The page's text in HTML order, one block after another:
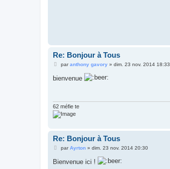
Re: Bonjour à Tous
M
s
paranthony gavory» dim. 23 nov. 2014 18:33
bienvenue
62 méfie te
Re: Bonjour à Tous
M
s
parAyrton» dim. 23 nov. 2014 20:30
Bienvenue ici !